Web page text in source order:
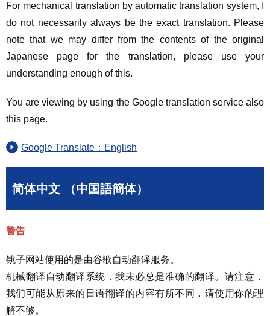
For mechanical translation by automatic translation system, I
do not necessarily always be the exact translation. Please
note that we may differ from the contents of the original
Japanese page for the translation, please use your
understanding enough of this.
You are viewing by using the Google translation service also
this page.
Google Translate：English
简体中文 （中国語簡体）
警告
铫子网站使用的是由谷歌自动翻译服务。
机械翻译自动翻译系统，我未必总是准确的翻译。请注意，
我们可能从原来的日语翻译的内容有所不同，请使用你的理
解不够。